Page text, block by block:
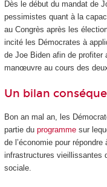
Dès le début du mandat de
pessimistes quant à la
au Congrès après les
incité les Démocrates à
de Joe Biden afin de profiter
manœuvre au cours des
Un bilan
Bon an mal an, les
partie du programmesur
de l’économie pour
infrastructures vieillissantes
sociale.